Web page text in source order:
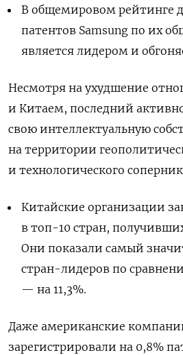
В общемировом рейтинге
патентов Samsung по их
является лидером и
Несмотря на ухудшение
и Китаем, последний
свою интеллектуальную
на территории
и технологического
Китайские организации
в топ-10 стран,
Они показали самый
стран-лидеров по
— на 11,3%.
Даже американские
зарегистрировали на 0,8%